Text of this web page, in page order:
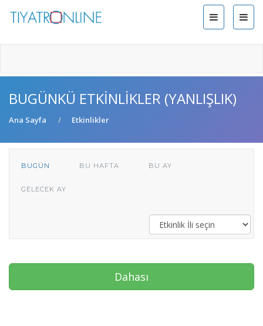
BUGÜNKÜ ETKINLIKLER (YANLIŞLIK)
Ana Sayfa Etkinlikler
BUGÜN BU HAFTA BU AY
GELECEK AY
Dahası